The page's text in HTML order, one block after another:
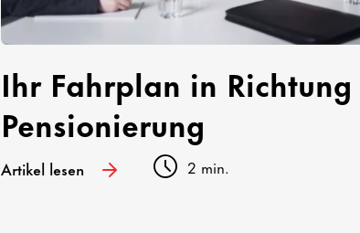
Ihr Fahrplan in Richtung
Pensionierung
Artikel lesen 2 min.